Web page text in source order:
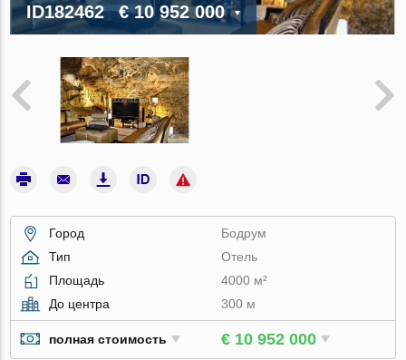
ID182462 € 10 952 000
Город
Бодрум
Тип
Отель
Площадь
4000 м²
До центра
300 м
полная стоимость € 10 952 000